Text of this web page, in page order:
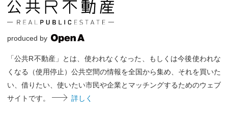
produced by
「公共R不動産」とは、使われなくなった、もしくは今後使われな
くなる（使用停止）公共空間の情報を全国から集め、それを買いた
い、借りたい、使いたい市民や企業とマッチングするためのウェブ
サイトです。
詳しく